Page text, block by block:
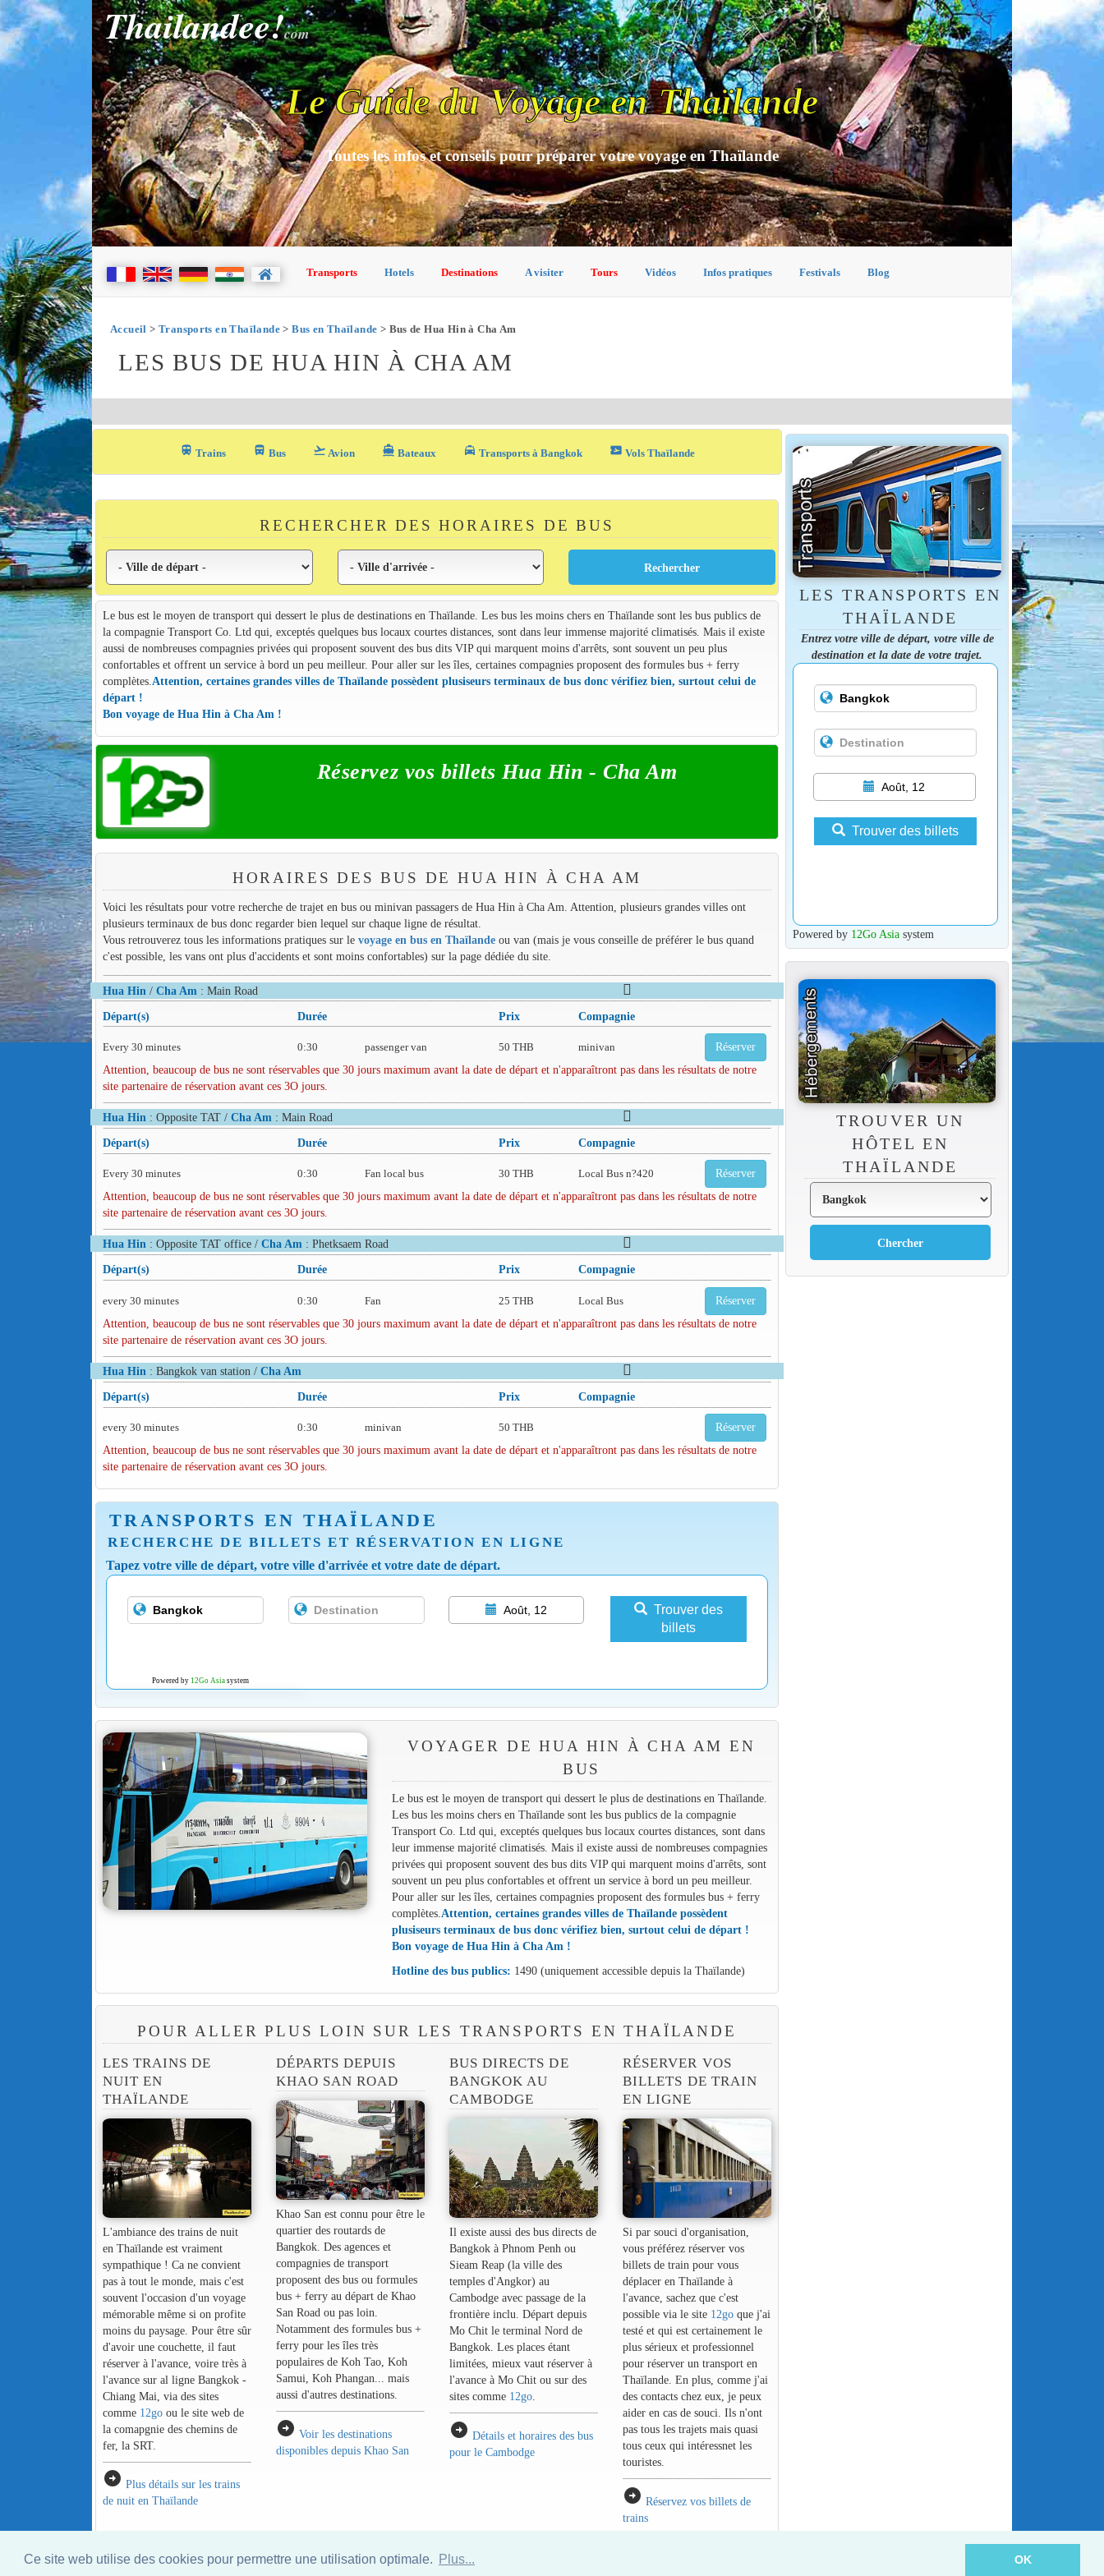
Ce site web utilise des cookies pour permettre une utilisation optimale. Plus... OK
Thailandee!com
Le Guide du Voyage en Thaïlande
Toutes les infos et conseils pour préparer votre voyage en Thaïlande
Transports Hotels Destinations A visiter Tours Vidéos Infos pratiques Festivals Blog
Accueil > Transports en Thaïlande>Bus en Thaïlande > Bus de Hua Hin à Cha Am
LES BUS DE HUA HIN À CHA AM
train Trains directions_bus_filled Bus flight_takeoff Avion directions_boat Bateaux local_taxi Transports à Bangkok airplane_ticket Vols Thaïlande
RECHERCHER DES HORAIRES DE BUS
Le bus est le moyen de transport qui dessert le plus de destinations en Thaïlande. Les bus les moins chers en Thaïlande sont les bus publics de
la compagnie Transport Co. Ltd qui, exceptés quelques bus locaux courtes distances, sont dans leur immense majorité climatisés. Mais il existe
aussi de nombreuses compagnies privées qui proposent souvent des bus dits VIP qui marquent moins d'arrêts, sont souvent un peu plus
confortables et offrent un service à bord un peu meilleur. Pour aller sur les îles, certaines compagnies proposent des formules bus + ferry
complètes. Attention, certaines grandes villes de Thaïlande possèdent plusiseurs terminaux de bus donc vérifiez bien, surtout celui de
départ !
Bon voyage de Hua Hin à Cha Am !
Réservez vos billets Hua Hin - Cha Am
HORAIRES DES BUS DE HUA HIN À CHA AM
Voici les résultats pour votre recherche de trajet en bus ou minivan passagers de Hua Hin à Cha Am. Attention, plusieurs grandes villes ont
plusieurs terminaux de bus donc regarder bien lequel sur chaque ligne de résultat.
Vous retrouverez tous les informations pratiques sur le voyage en bus en Thaïlandeou van (mais je vous conseille de préférer le bus quand
c'est possible, les vans ont plus d'accidents et sont moins confortables) sur la page dédiée du site.
Hua Hin / Cha Am : Main Road
Départ(s)
Durée Prix Compagnie
Every 30 minutes 0:30 passenger van 50 THB minivan Réserver
Attention, beaucoup de bus ne sont réservables que 30 jours maximum avant la date de départ et n'apparaîtront pas dans les résultats de notre
site partenaire de réservation avant ces 3O jours.
Hua Hin : Opposite TAT / Cha Am : Main Road
Départ(s)
Durée Prix Compagnie
Every 30 minutes 0:30 Fan local bus 30 THB Local Bus n?420 Réserver
Attention, beaucoup de bus ne sont réservables que 30 jours maximum avant la date de départ et n'apparaîtront pas dans les résultats de notre
site partenaire de réservation avant ces 3O jours.
Hua Hin: Opposite TAT office / Cha Am: Phetksaem Road
Départ(s)
Durée Prix Compagnie
every 30 minutes 0:30 Fan 25 THB Local Bus Réserver
Attention, beaucoup de bus ne sont réservables que 30 jours maximum avant la date de départ et n'apparaîtront pas dans les résultats de notre
site partenaire de réservation avant ces 3O jours.
Hua Hin : Bangkok van station / Cha Am
Départ(s)
Durée Prix Compagnie
every 30 minutes 0:30 minivan 50 THB Réserver
Attention, beaucoup de bus ne sont réservables que 30 jours maximum avant la date de départ et n'apparaîtront pas dans les résultats de notre
site partenaire de réservation avant ces 3O jours.
TRANSPORTS EN THAÏLANDE
RECHERCHE DE BILLETS ET RÉSERVATION EN LIGNE
Tapez votre ville de départ, votre ville d'arrivée et votre date de départ.
Août, 12
Trouver des
billets
Powered by 12Go Asia system
VOYAGER DE HUA HIN À CHA AM EN
BUS
Le bus est le moyen de transport qui dessert le plus de destinations en Thaïlande.
Les bus les moins chers en Thaïlande sont les bus publics de la compagnie
Transport Co. Ltd qui, exceptés quelques bus locaux courtes distances, sont dans
leur immense majorité climatisés. Mais il existe aussi de nombreuses compagnies
privées qui proposent souvent des bus dits VIP qui marquent moins d'arrêts, sont
souvent un peu plus confortables et offrent un service à bord un peu meilleur.
Pour aller sur les îles, certaines compagnies proposent des formules bus + ferry
complètes. Attention, certaines grandes villes de Thaïlande possèdent
plusiseurs terminaux de bus donc vérifiez bien, surtout celui de départ !
Bon voyage de Hua Hin à Cha Am !
Hotline des bus publics: 1490 (uniquement accessible depuis la Thaïlande)
POUR ALLER PLUS LOIN SUR LES TRANSPORTS EN THAÏLANDE
LES TRAINS DE
NUIT EN
THAÏLANDE
L'ambiance des trains de nuit
en Thaïlande est vraiment
sympathique ! Ca ne convient
pas à tout le monde, mais c'est
souvent l'occasion d'un voyage
mémorable même si on profite
moins du paysage. Pour être sûr
d'avoir une couchette, il faut
réserver à l'avance, voire très à
l'avance sur al ligne Bangkok -
Chiang Mai, via des sites
comme 12goou le site web de
la comapgnie des chemins de
fer, la SRT.
arrow_circle_right Plus détails sur les trains
de nuit en Thaïlande
DÉPARTS DEPUIS
KHAO SAN ROAD
Khao San est connu pour être le
quartier des routards de
Bangkok. Des agences et
compagnies de transport
proposent des bus ou formules
bus + ferry au départ de Khao
San Road ou pas loin.
Notamment des formules bus +
ferry pour les îles très
populaires de Koh Tao, Koh
Samui, Koh Phangan... mais
aussi d'autres destinations.
arrow_circle_right Voir les destinations
disponibles depuis Khao San
BUS DIRECTS DE
BANGKOK AU
CAMBODGE
Il existe aussi des bus directs de
Bangkok à Phnom Penh ou
Sieam Reap (la ville des
temples d'Angkor) au
Cambodge avec passage de la
frontière inclu. Départ depuis
Mo Chit le terminal Nord de
Bangkok. Les places étant
limitées, mieux vaut réserver à
l'avance à Mo Chit ou sur des
sites comme 12go.
arrow_circle_right Détails et horaires des bus
pour le Cambodge
RÉSERVER VOS
BILLETS DE TRAIN
EN LIGNE
Si par souci d'organisation,
vous préférez réserver vos
billets de train pour vous
déplacer en Thaïlande à
l'avance, sachez que c'est
possible via le site 12go que j'ai
testé et qui est certainement le
plus sérieux et professionnel
pour réserver un transport en
Thaïlande. En plus, comme j'ai
des contacts chez eux, je peux
aider en cas de souci. Ils n'ont
pas tous les trajets mais quasi
tous ceux qui intéressnet les
touristes.
arrow_circle_right Réservez vos billets de
trains
LES TRANSPORTS EN
THAÏLANDE
Entrez votre ville de départ, votre ville de
destination et la date de votre trajet.
Août, 12
Trouver des billets
Powered by 12Go Asiasystem
TROUVER UN
HÔTEL EN
THAÏLANDE
Annuaire des hotels Thailande